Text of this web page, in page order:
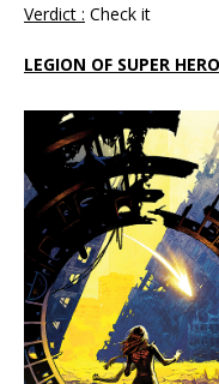
Verdict : Check it
LEGION OF SUPER